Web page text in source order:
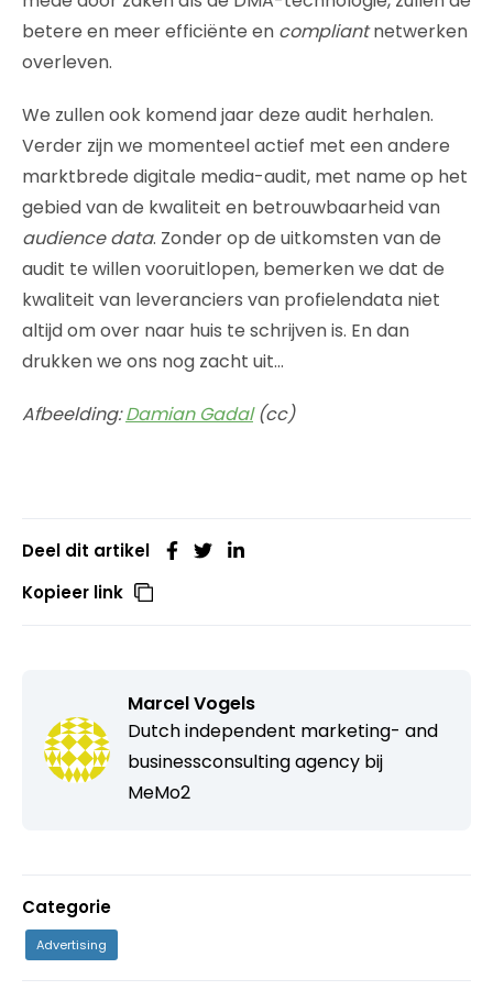
betere en meer efficiënte en compliantnetwerken
overleven.
We zullen ook komend jaar deze audit herhalen.
Verder zijn we momenteel actief met een andere
marktbrede digitale media-audit, met name op het
gebied van de kwaliteit en betrouwbaarheid van
audience data. Zonder op de uitkomsten van de
audit te willen vooruitlopen, bemerken we dat de
kwaliteit van leveranciers van profielendata niet
altijd om over naar huis te schrijven is. En dan
drukken we ons nog zacht uit…
Afbeelding:Damian Gadal(cc)
Deel dit artikel
Kopieer link
Marcel Vogels
Dutch independent marketing- and
businessconsulting agency bij
MeMo2
Categorie
Advertising